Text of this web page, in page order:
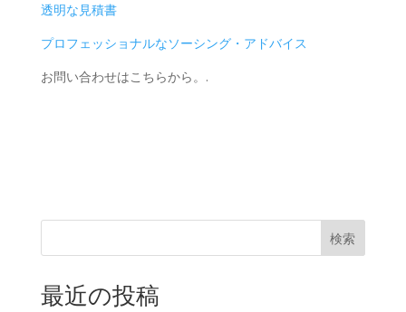
透明な見積書
プロフェッショナルなソーシング・アドバイス
お問い合わせはこちらから。.
検索
最近の投稿